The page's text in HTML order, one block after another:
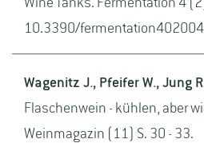
Wine Tanks. Fermentation 4
10.3390/
Wagenitz J., Pfeifer W., Jung
Flaschenwein - kühlen, aber
Weinmagazin (11) S. 30 - 33.